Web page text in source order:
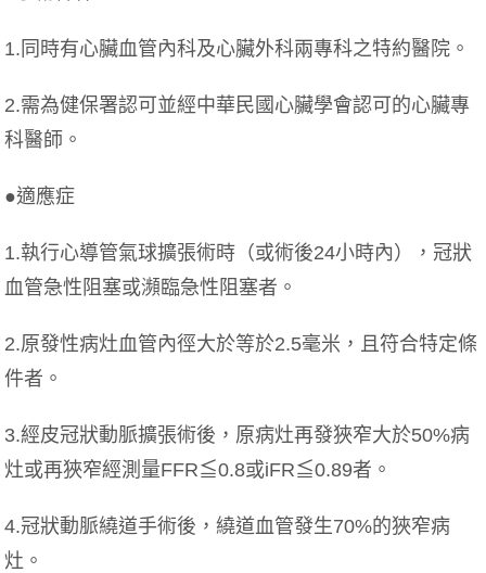
1.同時有心臟血管內科及心臟外科兩專科之特約醫院。
2.需為健保署認可並經中華民國心臟學會認可的心臟專
科醫師。
●適應症
1.執行心導管氣球擴張術時（或術後24小時內），冠狀
血管急性阻塞或瀕臨急性阻塞者。
2.原發性病灶血管內徑大於等於2.5毫米，且符合特定條
件者。
3.經皮冠狀動脈擴張術後，原病灶再發狹窄大於50%病
灶或再狹窄經測量FFR≦0.8或iFR≦0.89者。
4.冠狀動脈繞道手術後，繞道血管發生70%的狹窄病
灶。